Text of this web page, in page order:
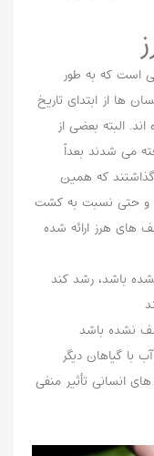
است که به طور
ها از ابتدای تاریخ
البته بعضی از
می شدند بعداً
که همین
و حتی نسبت به کشت
های هرز ارائه شده
باشد، رشد کند
نشده باشد
با گیاهان دیگر
انسانی تأثیر منفی